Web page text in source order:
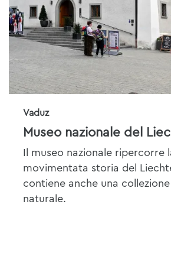
Vaduz
Museo nazionale del
Il museo nazionale ripercorre
movimentata storia del
contiene anche una
naturale.